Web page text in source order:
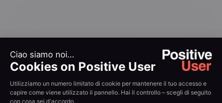
Recensione cliente
Scelto dai team in rapida
crescita